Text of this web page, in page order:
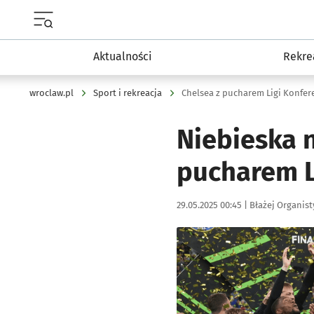
Aktualności
wroclaw.pl Sport i rekreacja Chelsea z pucharem Ligi
Niebieska
pucharem
Data publikacji:
29.05.2025 00:45 | Autor:
Błażej
Kliknij, aby zobaczyć